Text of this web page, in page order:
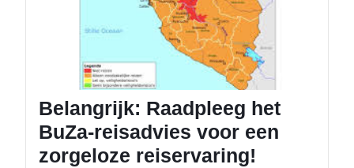
Belangrijk: Raadpleeg het
BuZa-reisadvies voor een
zorgeloze reiservaring!